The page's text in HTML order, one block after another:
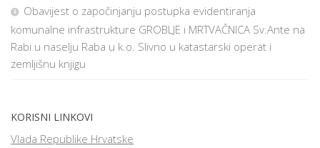
Obavijest o započinjanju postupka evidentiranja
komunalne infrastrukture GROBLJE i MRTVAČNICA Sv.Ante na
Rabi u naselju Raba u k.o. Slivno u katastarski operat i
zemljišnu knjigu
KORISNI LINKOVI
Vlada Republike Hrvatske